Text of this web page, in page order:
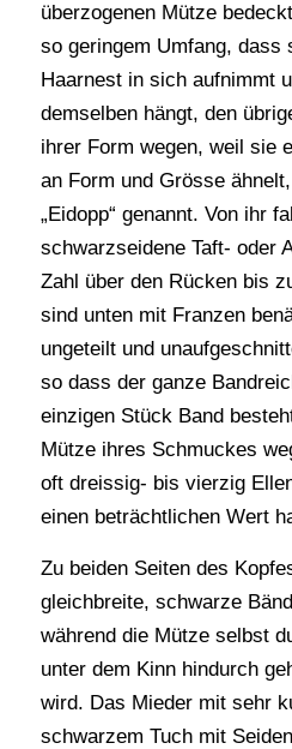
überzogenen Mütze
so geringem Umfang, dass
Haarnest in sich aufnimmt
demselben hängt, den
ihrer Form wegen, weil sie
an Form und Grösse
„Eidopp“ genannt. Von ihr
schwarzseidene Taft- oder
Zahl über den Rücken bis
sind unten mit Franzen
ungeteilt und
so dass der ganze
einzigen Stück Band
Mütze ihres Schmuckes
oft dreissig- bis vierzig
einen beträchtlichen Wert
Zu beiden Seiten des
gleichbreite, schwarze
während die Mütze selbst
unter dem Kinn hindurch
wird. Das Mieder mit sehr
schwarzem Tuch mit